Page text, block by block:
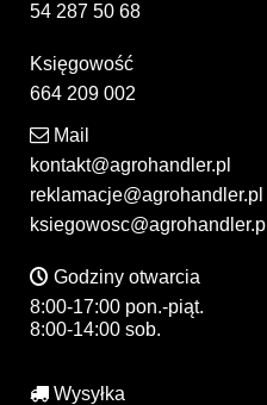
54 287 50 68
Księgowość
664 209 002
Mail
kontakt@agrohandler.pl
reklamacje@agrohandler.pl
ksiegowosc@agrohandler.pl
Godziny otwarcia
8:00-17:00 pon.-piąt.
8:00-14:00 sob.
Wysyłka